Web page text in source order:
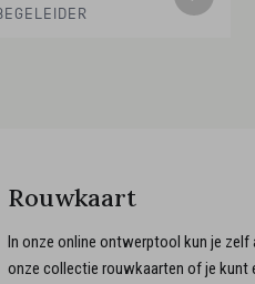
Rouwkaart
In onze online ontwerptool kun je
onze collectie rouwkaarten of je kunt